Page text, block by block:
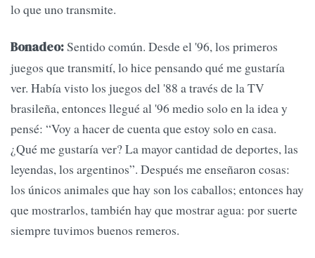
lo que uno transmite.
Bonadeo:Sentido común. Desde el '96, los primeros
juegos que transmití, lo hice pensando qué me gustaría
ver. Había visto los juegos del '88 a través de la TV
brasileña, entonces llegué al '96 medio solo en la idea y
pensé: “Voy a hacer de cuenta que estoy solo en casa.
¿Qué me gustaría ver? La mayor cantidad de deportes, las
leyendas, los argentinos”. Después me enseñaron cosas:
los únicos animales que hay son los caballos; entonces hay
que mostrarlos, también hay que mostrar agua: por suerte
siempre tuvimos buenos remeros.